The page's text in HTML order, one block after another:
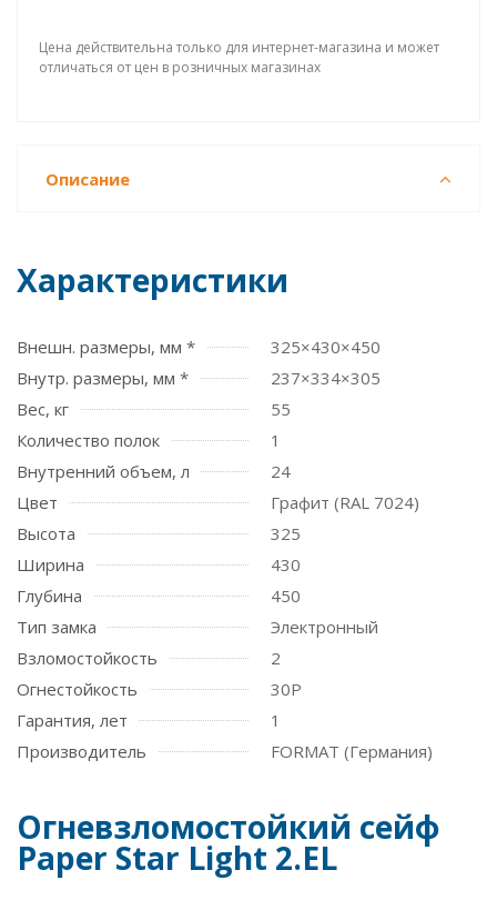
Цена действительна только для интернет-магазина и может
отличаться от цен в розничных магазинах
Описание
Характеристики
Внешн. размеры, мм *
325×430×450
Внутр. размеры, мм *
237×334×305
Вес, кг
55
Количество полок
1
Внутренний объем, л
24
Цвет
Графит (RAL 7024)
Высота
325
Ширина
430
Глубина
450
Тип замка
Электронный
Взломостойкость
2
Огнестойкость
30P
Гарантия, лет
1
Производитель
FORMAT (Германия)
Огневзломостойкий сейф
Paper Star Light 2.EL